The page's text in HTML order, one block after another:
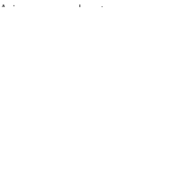
Avise-me quando retornar ao